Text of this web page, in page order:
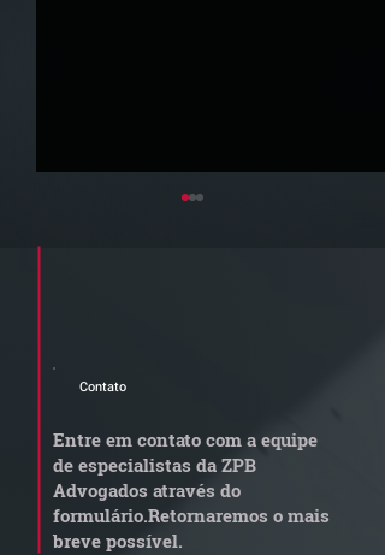
Quem arremata imóvel
dívida condominial
anterior?
Contato
Entre em contato com a equipe
de especialistas da ZPB
Advogados através do
formulário.Retornaremos o mais
breve possível.